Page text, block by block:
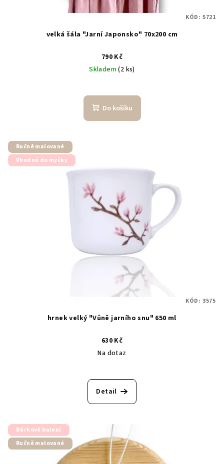
velká šála "Jarní Japonsko" 70x200 cm
790 Kč
Skladem(2 ks)
Do košíku
KÓD: 5721
Ručně malované
Vhodné do myčky
hrnek velký "Vůně jarního snu" 650 ml
630 Kč
Na dotaz
hodnocení
produktu
5
hvězdiček.
Detail
KÓD: 3575
Dárkové balení
Ručně malované